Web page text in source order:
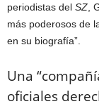
periodistas del SZ ,
más poderosos de
en su biografía”.
Una
oficiales